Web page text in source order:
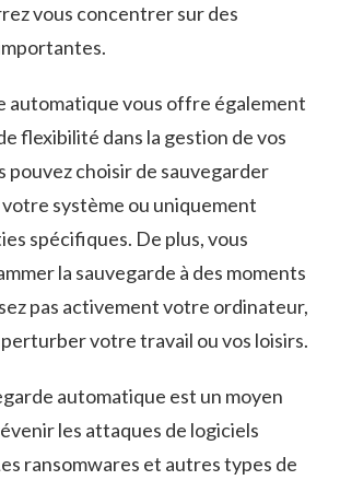
vous ‍concentrer sur⁤ des‌
automatique vous offre également
‍flexibilité dans ‍la ‌gestion de ​vos
pouvez choisir de sauvegarder
votre système ou uniquement⁢
spécifiques. De ‍plus, vous
la⁤ sauvegarde à⁢ des‌ moments
pas activement votre ordinateur,
perturber​ votre ⁣travail ou⁤ vos loisirs.
⁣automatique ⁤est un moyen
les attaques de logiciels
ransomwares ⁣et autres types ⁣de‍